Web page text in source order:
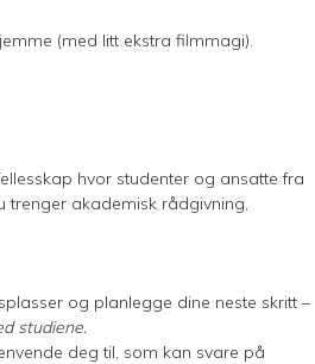
(med litt ekstra filmmagi).
hvor studenter og ansatte fra
trenger akademisk rådgivning,
og planlegge dine neste skritt –
studiene.
deg til, som kan svare på